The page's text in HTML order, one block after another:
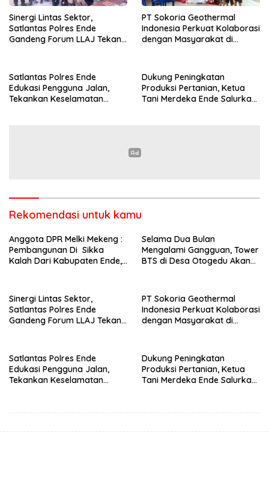
Sinergi Lintas Sektor,
Satlantas Polres Ende
Gandeng Forum LLAJ Tekan
PT Sokoria Geothermal
Indonesia Perkuat Kolaborasi
dengan Masyarakat di
Satlantas Polres Ende
Edukasi Pengguna Jalan,
Tekankan Keselamatan
Dukung Peningkatan
Produksi Pertanian, Ketua
Tani Merdeka Ende Salurkan
Rekomendasi untuk kamu
Anggota DPR Melki Mekeng :
Pembangunan Di Sikka
Kalah Dari Kabupaten Ende,
Selama Dua Bulan
Mengalami Gangguan, Tower
BTS di Desa Otogedu Akan
Sinergi Lintas Sektor,
Satlantas Polres Ende
Gandeng Forum LLAJ Tekan
PT Sokoria Geothermal
Indonesia Perkuat Kolaborasi
dengan Masyarakat di
Satlantas Polres Ende
Edukasi Pengguna Jalan,
Tekankan Keselamatan
Dukung Peningkatan
Produksi Pertanian, Ketua
Tani Merdeka Ende Salurkan